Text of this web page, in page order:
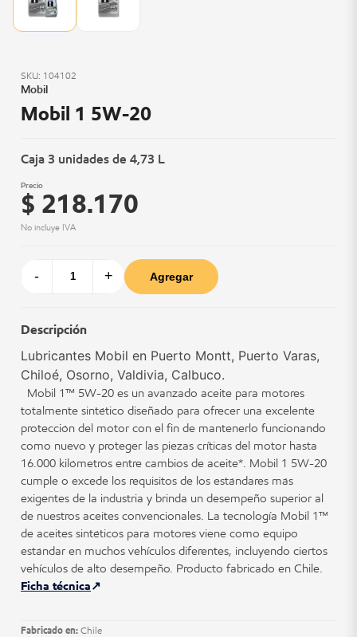
SKU: 104102
Mobil
Mobil 1 5W-20
Caja 3 unidades de 4,73 L
Precio
$ 218.170
No incluye IVA
- + Agregar
Descripción
Lubricantes Mobil en Puerto Montt, Puerto Varas,
Chiloé, Osorno, Valdivia, Calbuco.
Mobil 1™ 5W-20 es un avanzado aceite para motores
totalmente sintético diseñado para ofrecer una excelente
protección del motor con el fin de mantenerlo funcionando
como nuevo y proteger las piezas críticas del motor hasta
16.000 kilómetros entre cambios de aceite*. Mobil 1 5W-20
cumple o excede los requisitos de los estándares más
exigentes de la industria y brinda un desempeño superior al
de nuestros aceites convencionales. La tecnología Mobil 1™
de aceites sintéticos para motores viene como equipo
estándar en muchos vehículos diferentes, incluyendo ciertos
vehículos de alto desempeño. Producto fabricado en Chile.
Ficha técnica
Fabricado en: Chile